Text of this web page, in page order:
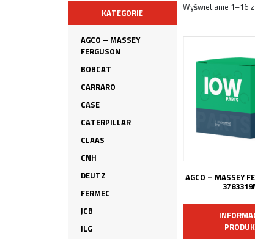
KATEGORIE
AGCO – MASSEY
FERGUSON
BOBCAT
CARRARO
CASE
CATERPILLAR
CLAAS
CNH
DEUTZ
FERMEC
JCB
JLG
Wyświetlanie 1–16
AGCO – MASSEY